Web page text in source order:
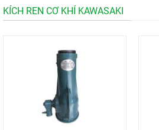
KÍCH REN CƠ KHÍ KAWASAKI